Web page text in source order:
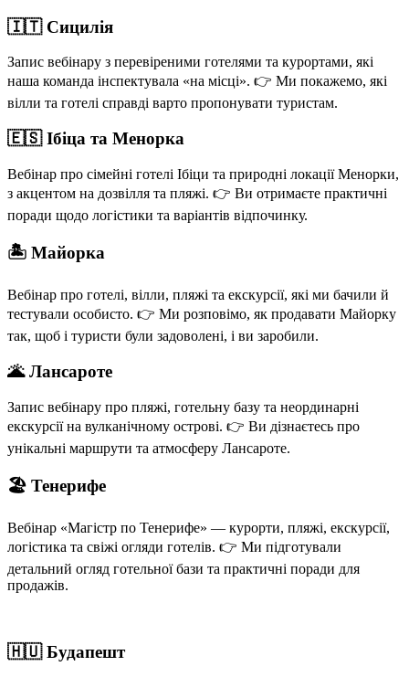
🇮🇹 Сицилія
Запис вебінару з перевіреними готелями та курортами, які
наша команда інспектувала «на місці». 👉 Ми покажемо, які
вілли та готелі справді варто пропонувати туристам.
🇪🇸 Ібіца та Менорка
Вебінар про сімейні готелі Ібіци та природні локації Менорки,
з акцентом на дозвілля та пляжі. 👉 Ви отримаєте практичні
поради щодо логістики та варіантів відпочинку.
🏝️ Майорка
Вебінар про готелі, вілли, пляжі та екскурсії, які ми бачили й
тестували особисто. 👉 Ми розповімо, як продавати Майорку
так, щоб і туристи були задоволені, і ви заробили.
🌋 Лансароте
Запис вебінару про пляжі, готельну базу та неординарні
екскурсії на вулканічному острові. 👉 Ви дізнаєтесь про
унікальні маршрути та атмосферу Лансароте.
🏖️ Тенерифе
Вебінар «Магістр по Тенерифе» — курорти, пляжі, екскурсії,
логістика та свіжі огляди готелів. 👉 Ми підготували
детальний огляд готельної бази та практичні поради для
продажів.
🇭🇺Будапешт